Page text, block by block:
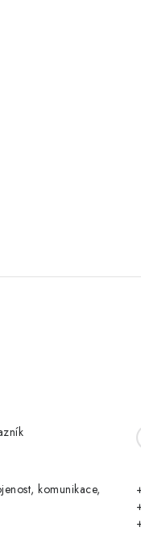
komunikace,